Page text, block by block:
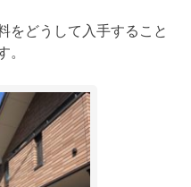
をどうして入手すること
。